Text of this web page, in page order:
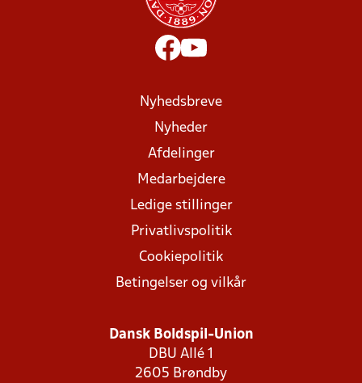
Nyhedsbreve
Nyheder
Afdelinger
Medarbejdere
Ledige stillinger
Privatlivspolitik
Cookiepolitik
Betingelser og vilkår
Dansk Boldspil-Union
DBU Allé 1
2605 Brøndby